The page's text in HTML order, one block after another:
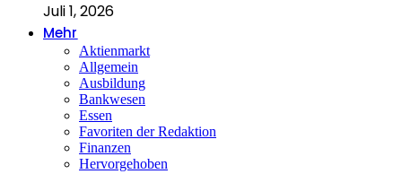
Juli 1, 2026
Mehr
Aktienmarkt
Allgemein
Ausbildung
Bankwesen
Essen
Favoriten der Redaktion
Finanzen
Hervorgehoben